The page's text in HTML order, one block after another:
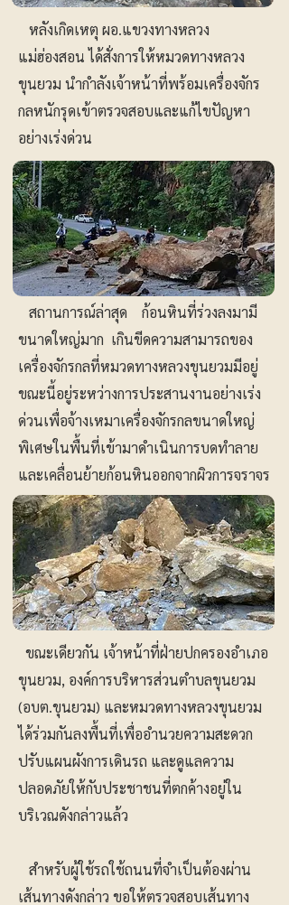
หลังเกิดเหตุ ผอ.แขวงทางหลวง
แม่ฮ่องสอน ได้สั่งการให้หมวดทางหลวง
ขุนยวม นำกำลังเจ้าหน้าที่พร้อมเครื่องจักร
กลหนักรุดเข้าตรวจสอบและแก้ไขปัญหา
อย่างเร่งด่วน
สถานการณ์ล่าสุด ก้อนหินที่ร่วงลงมามี
ขนาดใหญ่มาก เกินขีดความสามารถของ
เครื่องจักรกลที่หมวดทางหลวงขุนยวมมีอยู่
ขณะนี้อยู่ระหว่างการประสานงานอย่างเร่ง
ด่วนเพื่อจ้างเหมาเครื่องจักรกลขนาดใหญ่
พิเศษในพื้นที่เข้ามาดำเนินการบดทำลาย
และเคลื่อนย้ายก้อนหินออกจากผิวการจราจร
ขณะเดียวกัน เจ้าหน้าที่ฝ่ายปกครองอำเภอ
ขุนยวม, องค์การบริหารส่วนตำบลขุนยวม
(อบต.ขุนยวม) และหมวดทางหลวงขุนยวม
ได้ร่วมกันลงพื้นที่เพื่ออำนวยความสะดวก
ปรับแผนผังการเดินรถ และดูแลความ
ปลอดภัยให้กับประชาชนที่ตกค้างอยู่ใน
บริเวณดังกล่าวแล้ว
สำหรับผู้ใช้รถใช้ถนนที่จำเป็นต้องผ่าน
เส้นทางดังกล่าว ขอให้ตรวจสอบเส้นทาง